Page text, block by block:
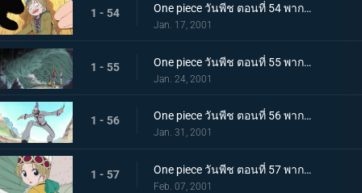
1 - 54 One piece วันพีช ตอนที่ 54 พากย์ไทย ลางสังหรณ์แห่งการผจญภัยครั้งใหม่ สาวน้อยปริศนาอาปิส
Jan. 17, 2001
1 - 55 One piece วันพีช ตอนที่ 55 พากย์ไทย สิ่งมีชีวิตแห่งปาฏิหาริย์ ความลับของอาปิส และเกาะแห่งความลับ
Jan. 24, 2001
1 - 56 One piece วันพีช ตอนที่ 56 พากย์ไทย เอริกโจมตี! การหลบหนีจากเกาะเรือรบ!
Jan. 31, 2001
1 - 57 One piece วันพีช ตอนที่ 57 พากย์ไทย เกาะเดียวดายในทะเลอันเวิ้งว้าง! ตำนานแห่งลอสต์ไอส์แลนด์
Feb. 07, 2001